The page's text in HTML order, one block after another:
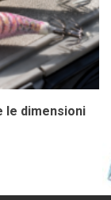
le dimensioni